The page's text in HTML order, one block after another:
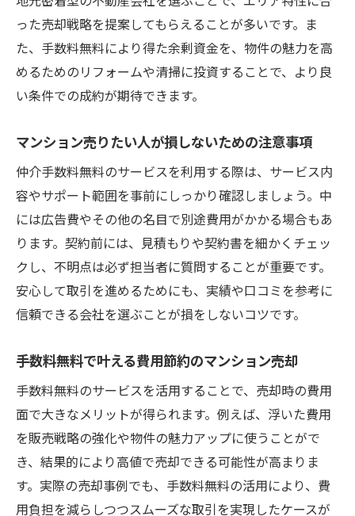
った売却戦略を提案してもらえることが多いです。ま
た、手数料無料により得た余剰資金を、物件の魅力を高
めるためのリフォームや清掃に投資することで、より良
い条件での成約が期待できます。
マンション売りたい人が損しないための注意事項
仲介手数料無料のサービスを利用する際は、サービス内
容やサポート範囲を事前にしっかり確認しましょう。中
には広告費やその他の名目で別途費用がかかる場合もあ
ります。契約前には、見積もりや契約書を細かくチェッ
クし、不明点は必ず担当者に質問することが重要です。
安心して取引を進めるためにも、実績や口コミを参考に
信頼できる会社を選ぶことが損をしないコツです。
手数料無料で叶える費用節約のマンション売却
手数料無料のサービスを活用することで、売却時の費用
面で大きなメリットが得られます。例えば、浮いた費用
を販売戦略の強化や物件の魅力アップに使うことがで
き、結果的により高値で売却できる可能性が高まりま
す。実際の売却事例でも、手数料無料の活用により、費
用負担を減らしつつスムーズな取引を実現したケースが